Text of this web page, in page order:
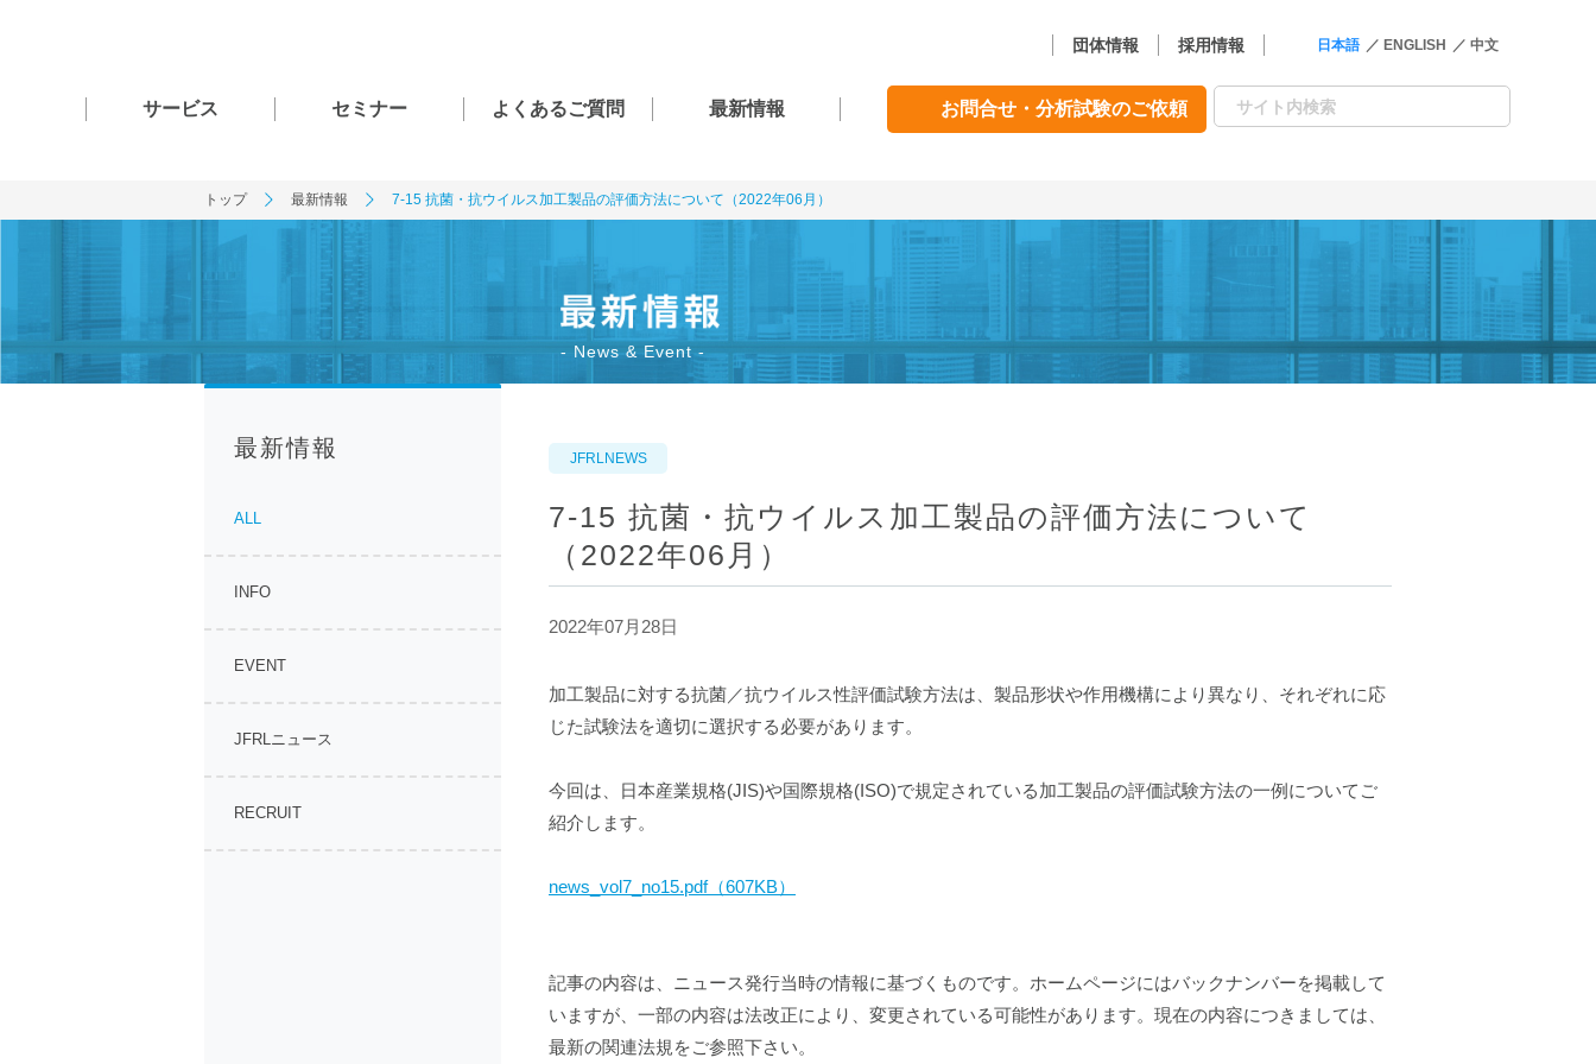
団体情報 採用情報 日本語 ENGLISH 中文
サービス セミナー よくあるご質問 最新情報 お問合せ・分析試験のご依頼
トップ 最新情報 7-15 抗菌・抗ウイルス加工製品の評価方法について（2022年06月）
News & Event
最新情報
ALL
INFO
EVENT
JFRLニュース
RECRUIT
JFRLNEWS
7-15 抗菌・抗ウイルス加工製品の評価方法について
（2022年06月）
2022年07月28日
加工製品に対する抗菌／抗ウイルス性評価試験方法は、製品形状や作用機構により異なり、それぞれに応
じた試験法を適切に選択する必要があります。
今回は、日本産業規格(JIS)や国際規格(ISO)で規定されている加工製品の評価試験方法の一例についてご
紹介します。
news_vol7_no15.pdf（607KB）
記事の内容は、ニュース発行当時の情報に基づくものです。ホームページにはバックナンバーを掲載して
いますが、一部の内容は法改正により、変更されている可能性があります。現在の内容につきましては、
最新の関連法規をご参照下さい。